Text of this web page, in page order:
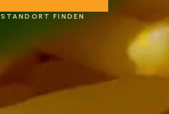
STANDORT FINDEN